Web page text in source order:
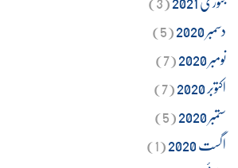
دسمبر 2020
(5)
نومبر 2020
(7)
اکتوبر 2020
(7)
ستمبر 2020
(5)
اگست 2020
(1)